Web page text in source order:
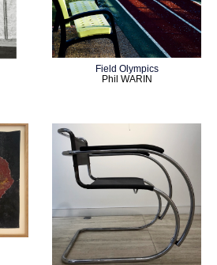
Field Olympics
Phil WARIN